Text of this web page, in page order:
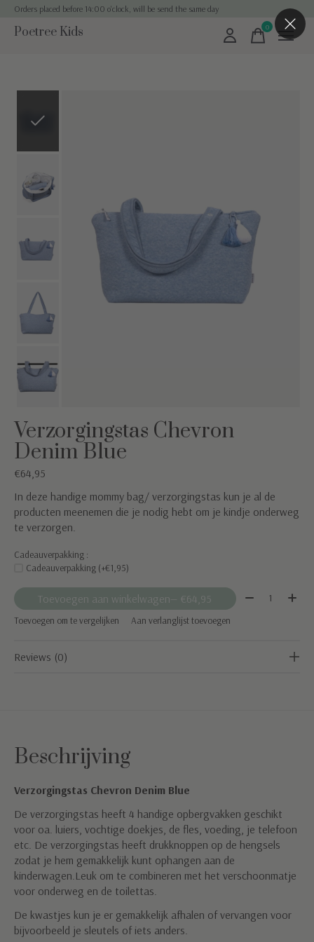
Orders placed before 14:00 o'clock, will be send the same day
Poetree Kids 0items
Verzorgingstas Chevron
Denim Blue
€64,95
In deze handige mommy bag/ verzorgingstas kun je al de
producten meenemen die je nodig hebt om je kindje onderweg
te verzorgen.
Cadeauverpakking :
Cadeauverpakking (+€1,95)
Toevoegen aan winkelwagen — €64,95 Aantal:
Toevoegen om te vergelijken Aan verlanglijst toevoegen
Reviews (0)
Beschrijving
Verzorgingstas Chevron Denim Blue
De verzorgingstas heeft 4 handige opbergvakken geschikt
voor oa. luiers, vochtige doekjes, de fles, voeding, je telefoon
etc. De verzorgingstas heeft drukknoppen op de hengsels
zodat je hem gemakkelijk kunt ophangen aan de
kinderwagen.Leuk om te combineren met het verschoonmatje
voor onderweg en de toilettas.
De kwastjes kun je er gemakkelijk afhalen of vervangen voor
bijvoorbeeld je sleutels of iets anders.